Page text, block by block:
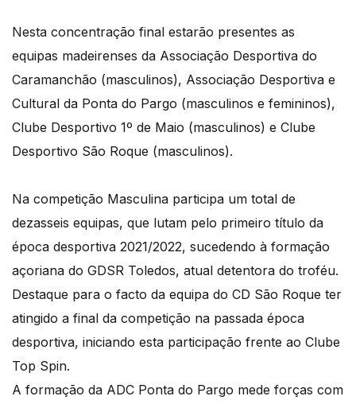
Nesta concentração final estarão presentes as
equipas madeirenses da Associação Desportiva do
Caramanchão (masculinos), Associação Desportiva e
Cultural da Ponta do Pargo (masculinos e femininos),
Clube Desportivo 1º de Maio (masculinos) e Clube
Desportivo São Roque (masculinos).
Na competição Masculina participa um total de
dezasseis equipas, que lutam pelo primeiro título da
época desportiva 2021/2022, sucedendo à formação
açoriana do GDSR Toledos, atual detentora do troféu.
Destaque para o facto da equipa do CD São Roque ter
atingido a final da competição na passada época
desportiva, iniciando esta participação frente ao Clube
Top Spin.
A formação da ADC Ponta do Pargo mede forças com